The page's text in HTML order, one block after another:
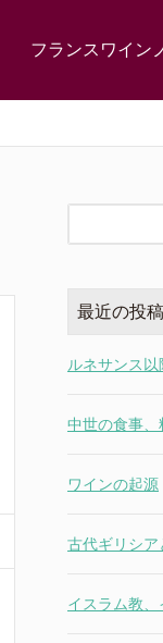
フランスワイン
最近の投稿
ルネサンス
中世の食事、
ワインの起源
古代ギリシ
イスラム教